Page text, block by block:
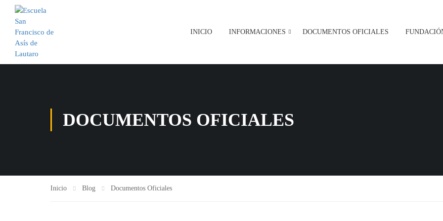
INICIO INFORMACIONES DOCUMENTOS OFICIALES
DOCUMENTOS OFICIALES
Inicio Blog Documentos Oficiales